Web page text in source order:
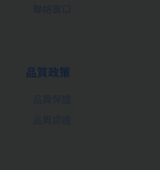
聯絡窗口
品質政策
品質保證
品質認證